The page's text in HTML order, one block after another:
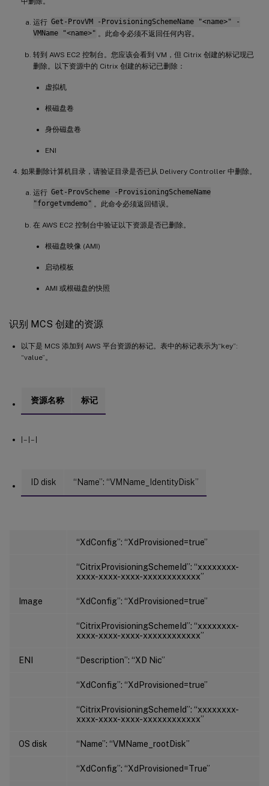
运行 Get-ProvVM -ProvisioningSchemeName "<name>" -
VMName "<name>" 。此命令必须不返回任何内容。
转到 AWS EC2 控制台。您应该会看到 VM，但 Citrix 创建的标记现已
删除。以下资源中的 Citrix 创建的标记已删除：
虚拟机
根磁盘卷
身份磁盘卷
ENI
如果删除计算机目录，请验证目录是否已从 Delivery Controller 中删除。
运行 Get-ProvScheme -ProvisioningSchemeName
"forgetvmdemo" 。此命令必须返回错误。
在 AWS EC2 控制台中验证以下资源是否已删除。
根磁盘映像 (AMI)
启动模板
AMI 或根磁盘的快照
识别 MCS 创建的资源
以下是 MCS 添加到 AWS 平台资源的标记。表中的标记表示为“key”:
“value”。
资源名称 标记
| – | – |
ID disk “Name”: “VMName_IdentityDisk”
“XdConfig”: “XdProvisioned=true”
“CitrixProvisioningSchemeId”: “xxxxxxxx-
xxxx-xxxx-xxxx-xxxxxxxxxxxx”
Image “XdConfig”: “XdProvisioned=true”
“CitrixProvisioningSchemeId”: “xxxxxxxx-
xxxx-xxxx-xxxx-xxxxxxxxxxxx”
ENI “Description”: “XD Nic”
“XdConfig”: “XdProvisioned=true”
“CitrixProvisioningSchemeId”: “xxxxxxxx-
xxxx-xxxx-xxxx-xxxxxxxxxxxx”
OS disk “Name”: “VMName_rootDisk”
“XdConfig”: “XdProvisioned=True”